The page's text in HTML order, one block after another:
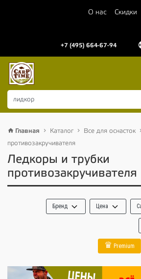
О нас Скидки
+7 (495) 664-67-94
Главная Каталог Все для оснасток
противозакручивателя
Ледкоры и трубки
противозакручивателя
Бренд Цена
♛ Premium